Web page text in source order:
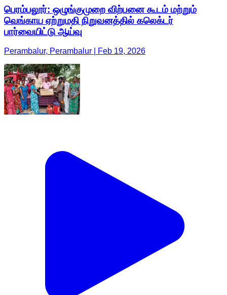
பெரம்பலூர்: ஒழுங்குமுறை விற்பனை கூடம் மற்றும்
வெங்காய ஏற்றுமதி நிறுவனத்தில் கலெக்டர்
பார்வையிட்டு ஆய்வு
Perambalur, Perambalur | Feb 19, 2026